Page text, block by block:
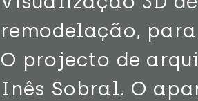
remodelação,
O projecto de
Inês Sobral. O